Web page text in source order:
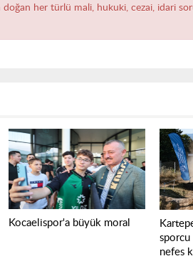
doğan her türlü mali, hukuki, cezai, idari
Kocaelispor'a büyük moral
sporcu
nefes